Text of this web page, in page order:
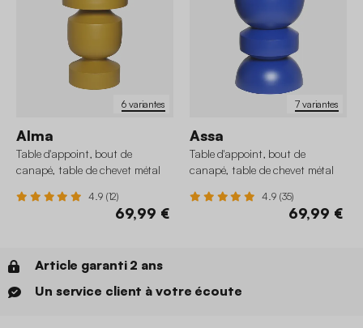
6 variantes
Alma
Table d'appoint, bout de
canapé, table de chevet métal
4.9 (12)
69,99 €
7 variantes
Assa
Table d'appoint, bout de
canapé, table de chevet métal
4.9 (35)
69,99 €
Article garanti 2 ans
Un service client à votre écoute